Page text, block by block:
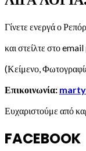
Γίνετε ενεργά ο
και στείλτε στο email
(Κείμενο,
Επικοινωνία:
Ευχαριστούμε από
FACEBOOK